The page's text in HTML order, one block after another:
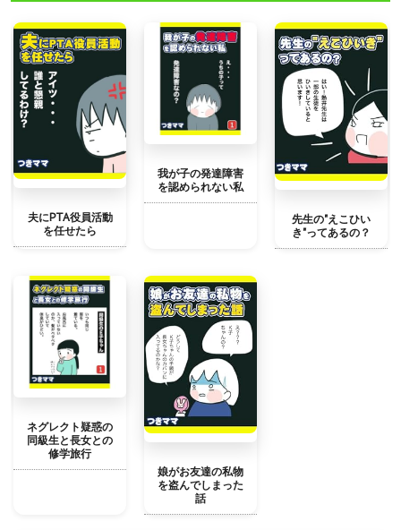
夫にPTA役員活動
を任せたら
我が子の発達障害
を認められない私
先生の"えこひい
き"ってあるの？
ネグレクト疑惑の
同級生と長女との
修学旅行
娘がお友達の私物
を盗んでしまった
話